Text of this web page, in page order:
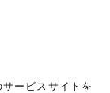
ービスサイトを